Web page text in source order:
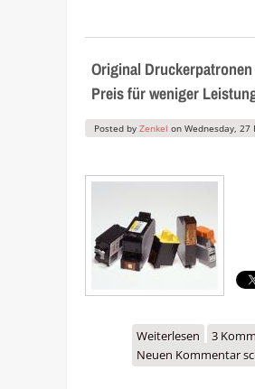
Original
Preis für weniger
Posted by Zenkel on Wednesday, 27
Weiterlesenüber
3
Neuen Kommentar